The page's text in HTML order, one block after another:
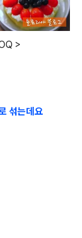
>
섞는데요